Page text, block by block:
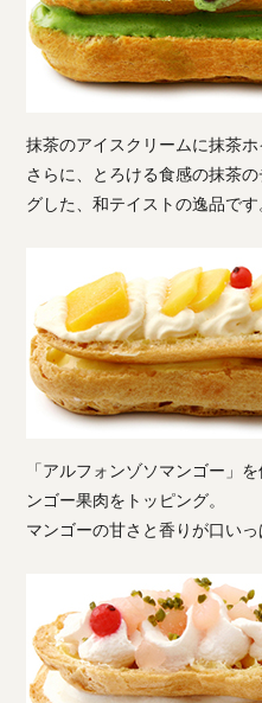
抹茶のアイスクリームに抹茶ホ
さらに、とろける食感の抹茶
グした、和テイストの逸品です
「アルフォンゾソマンゴー」
ンゴー果肉をトッピング。
マンゴーの甘さと香りが口いっ